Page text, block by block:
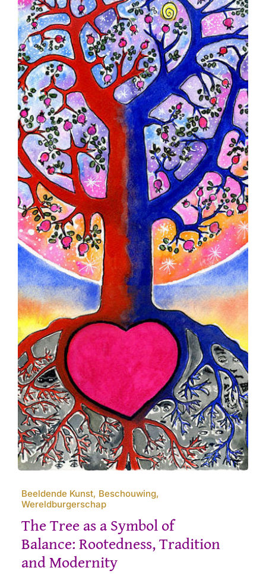
Beeldende Kunst, Beschouwing,
Wereldburgerschap
The Tree as a Symbol of
Balance: Rootedness, Tradition
and Modernity